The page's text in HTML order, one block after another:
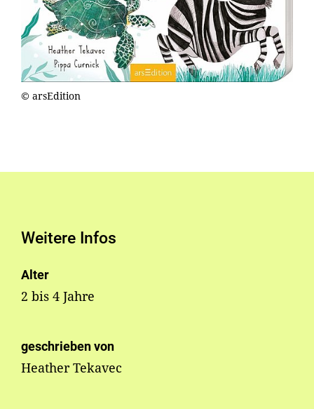
© arsEdition
Weitere Infos
Alter
2 bis 4 Jahre
geschrieben von
Heather Tekavec